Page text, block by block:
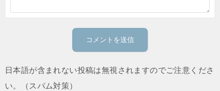
日本語が含まれない投稿は無視されますのでご注意くださ
い。（スパム対策）